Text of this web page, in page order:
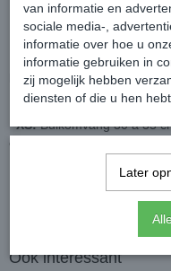
De nekomvang is niet
Maattabel:
XS:Buikomvang 30 a 35
cm
Ook interessant
van informatie en
sociale media-,
informatie over hoe u
informatie gebruiken in
zij mogelijk hebben
diensten of die u hen
Later